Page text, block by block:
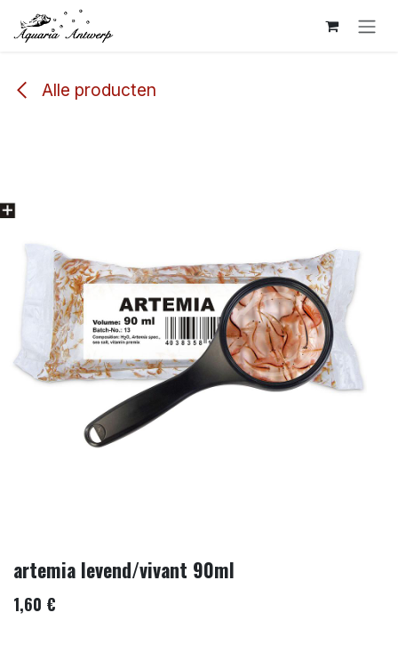
Overslaan naar inhoud
Alle producten
artemia levend/vivant 90ml
1,60 €